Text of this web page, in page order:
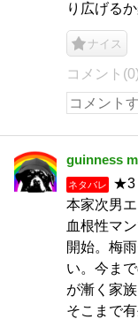
り広げる
ナイス
コメント(0)
guinness
ネタバレ
★3
本家次男
血根性マ
開始。梅
い。今ま
が漸く家
そこまで